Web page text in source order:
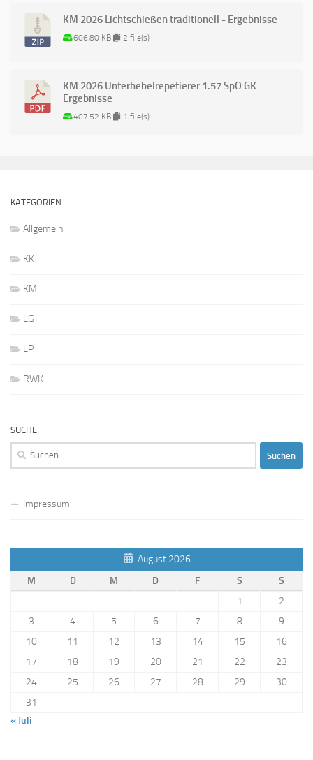
KM 2026 Lichtschießen traditionell - Ergebnisse
606.80 KB 2 file(s)
KM 2026 Unterhebelrepetierer 1.57 SpO GK -
Ergebnisse
407.52 KB 1 file(s)
KATEGORIEN
Allgemein
KK
KM
LG
LP
RWK
SUCHE
Suchen
Impressum
August 2026
M
D M D F S
S
1
2
3
4 5 6 7 8
9
10
11 12 13 14 15
16
17
18 19 20 21 22
23
24
25 26 27 28 29
30
31
« Juli